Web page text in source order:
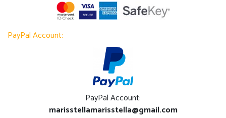
PayPal Account:
PayPal Account:
marisstellamarisstella@gmail.com